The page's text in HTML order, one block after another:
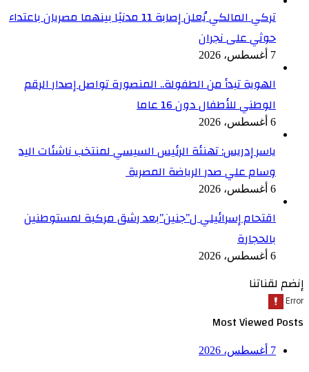
تركي المالكي يُعلن إصابة 11 مدنيًا بينهما مصريان باعتداء
حوثي على نجران
7 أغسطس، 2026
الهوية تبدأ من الطفولة.. المنصورة تواصل إصدار الرقم
الوطني للأطفال دون 16 عاما
6 أغسطس، 2026
ياسر إدريس: تهنئة الرئيس السيسي لمنتخب ناشئات اليد
وسام علي صدر الرياضة المصرية
6 أغسطس، 2026
اقتحام إسرائيلي ل”جنين”بعد رشق مركبة لمستوطنين
بالحجارة
6 أغسطس، 2026
إنضم لقناتنا
Most Viewed Posts
7 أغسطس، 2026